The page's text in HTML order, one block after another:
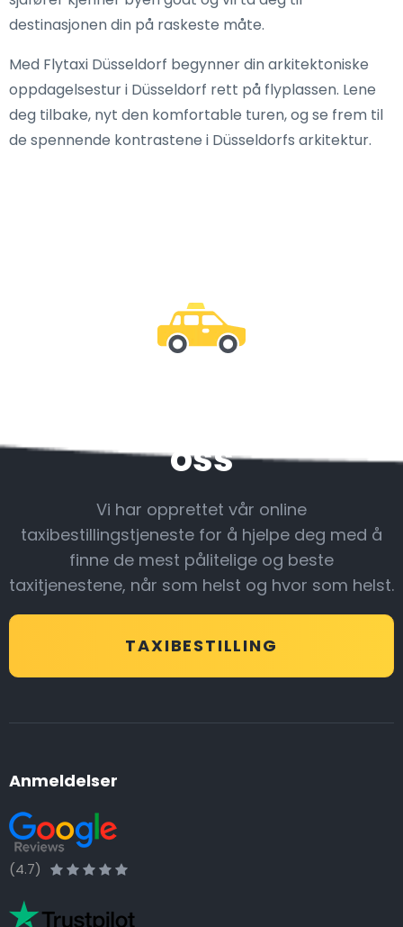
destinasjonen din på raskeste måte.
Med Flytaxi Düsseldorf begynner din arkitektoniske
oppdagelsestur i Düsseldorf rett på flyplassen. Lene
deg tilbake, nyt den komfortable turen, og se frem til
de spennende kontrastene i Düsseldorfs arkitektur.
oss
Vi har opprettet vår online
taxibestillingstjeneste for å hjelpe deg med å
finne de mest pålitelige og beste
taxitjenestene, når som helst og hvor som helst.
TAXIBESTILLING
Anmeldelser
(4.7)